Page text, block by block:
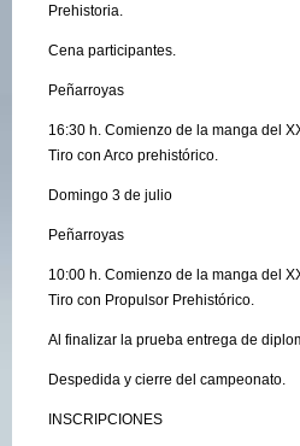
Prehistoria.
Cena participantes.
Peñarroyas
16:30 h. Comienzo de la manga del
Tiro con Arco prehistórico.
Domingo 3 de julio
Peñarroyas
10:00 h. Comienzo de la manga del
Tiro con Propulsor Prehistórico.
Al finalizar la prueba entrega de
Despedida y cierre del campeonato.
INSCRIPCIONES